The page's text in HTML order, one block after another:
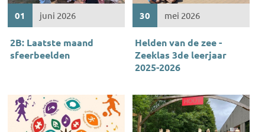
01 juni 2026
2B: Laatste maand
sfeerbeelden
30 mei 2026
Helden van de zee -
Zeeklas 3de leerjaar
2025-2026